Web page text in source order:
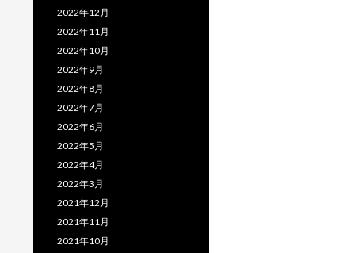
2022年12月
2022年11月
2022年10月
2022年9月
2022年8月
2022年7月
2022年6月
2022年5月
2022年4月
2022年3月
2021年12月
2021年11月
2021年10月